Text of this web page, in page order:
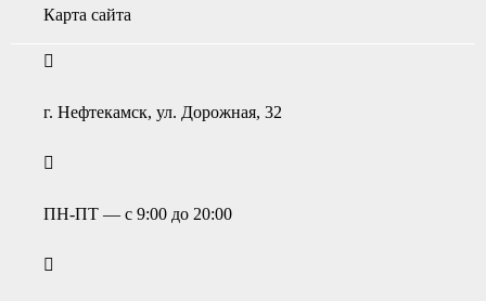
Карта сайта
г. Нефтекамск, ул. Дорожная, 32
ПН-ПТ — с 9:00 до 20:00